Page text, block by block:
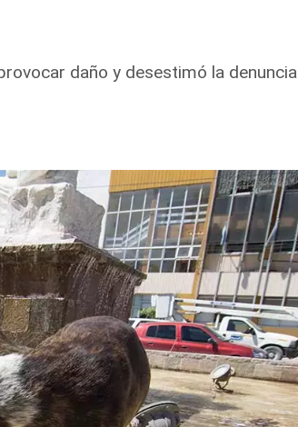
y Chacramonte, donde se
de alcantarillas y sumideros en
Güemes entre Dr. Maradona y
y Australia; Rochdale y Jujuy;
Vista, casi San Juan.
daño y desestimó la denuncia